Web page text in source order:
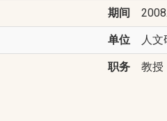
期间
单位 人文
职务 教授